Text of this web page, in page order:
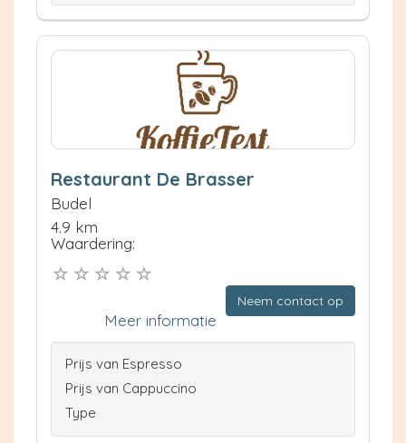
Restaurant De Brasser
Budel
4.9 km
Waardering:
Neem contact op
Meer informatie
Prijs van Espresso
Prijs van Cappuccino
Type